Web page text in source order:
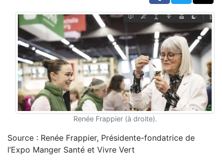
Renée Frappier (à droite).
Source : Renée Frappier, Présidente-fondatrice de
l’Expo Manger Santé et Vivre Vert